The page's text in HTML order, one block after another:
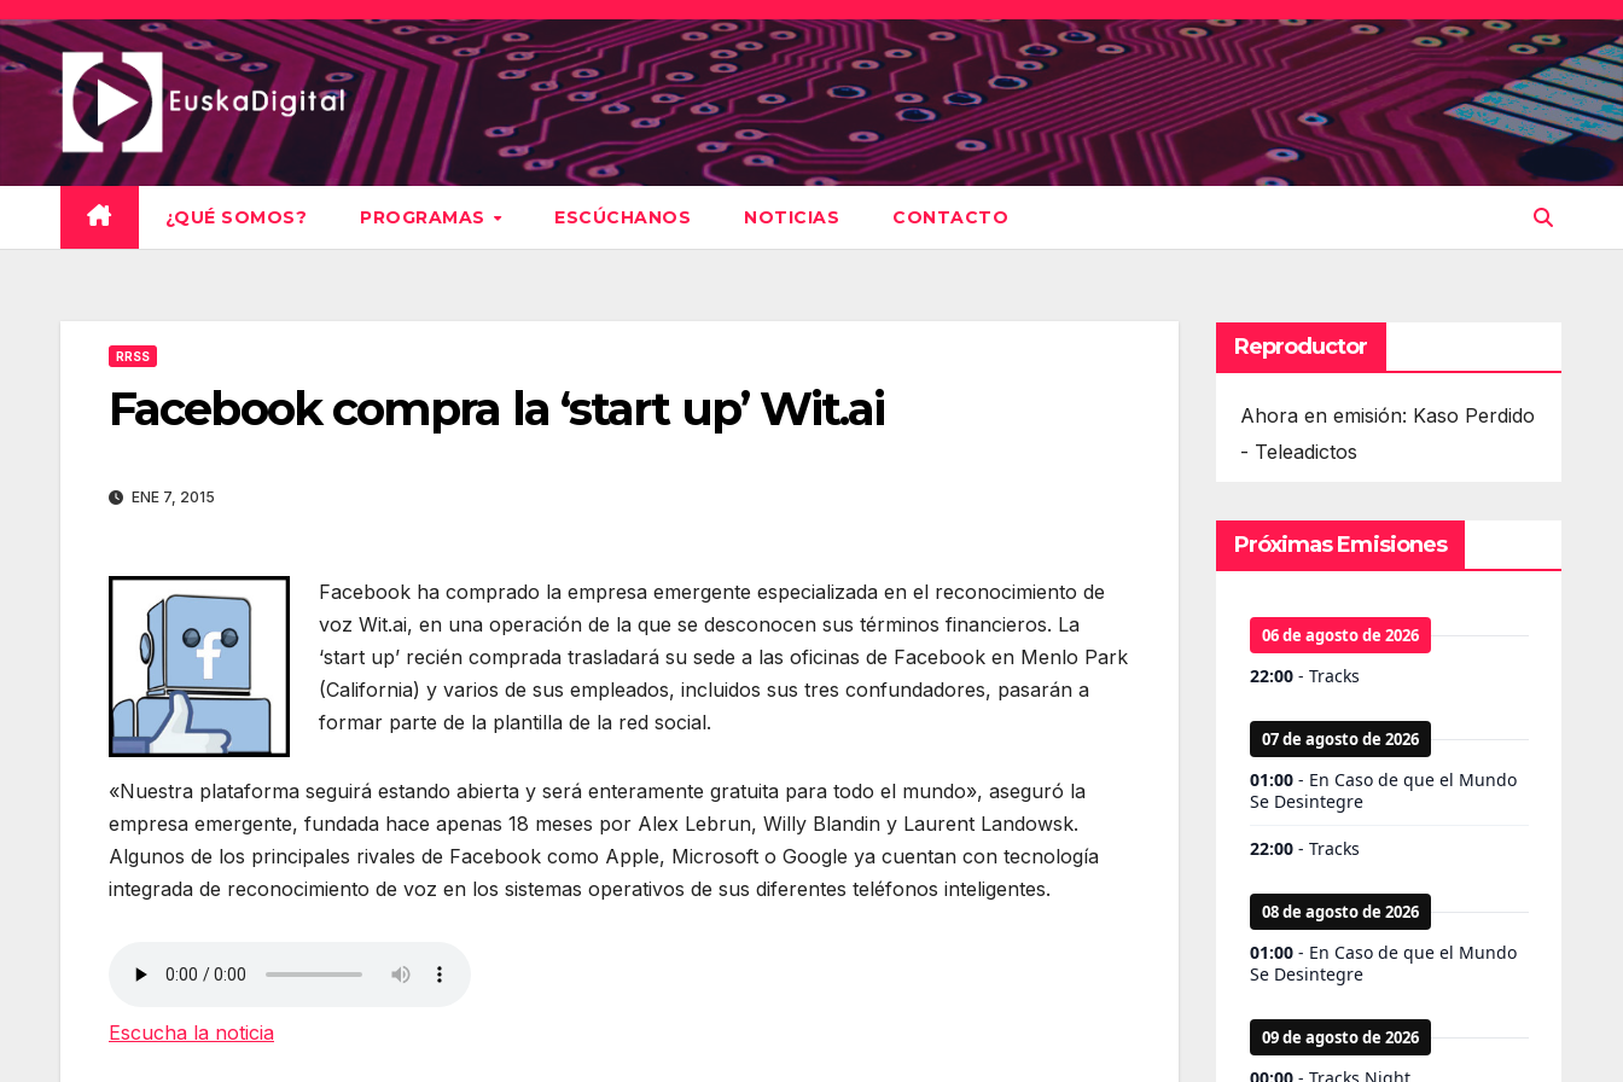
Saltar
al
contenido
¿QUÉ SOMOS? PROGRAMAS ESCÚCHANOS NOTICIAS CONTACTO
RRSS
Facebook compra la ‘start up’ Wit.ai
ENE 7, 2015
Facebook ha comprado la empresa emergente especializada en el reconocimiento de
voz Wit.ai, en una operación de la que se desconocen sus términos financieros. La
‘start up’ recién comprada trasladará su sede a las oficinas de Facebook en Menlo Park
(California) y varios de sus empleados, incluidos sus tres confundadores, pasarán a
formar parte de la plantilla de la red social.
«Nuestra plataforma seguirá estando abierta y será enteramente gratuita para todo el mundo», aseguró la
empresa emergente, fundada hace apenas 18 meses por Alex Lebrun, Willy Blandin y Laurent Landowsk.
Algunos de los principales rivales de Facebook como Apple, Microsoft o Google ya cuentan con tecnología
integrada de reconocimiento de voz en los sistemas operativos de sus diferentes teléfonos inteligentes.
Escucha la noticia
Reproductor
Ahora en emisión: Kaso Perdido
- Teleadictos
Próximas Emisiones